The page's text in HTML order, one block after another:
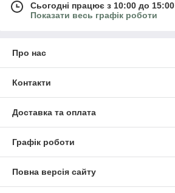
Сьогодні працює з 10:00 до 15:00
Показати весь графік роботи
Про нас
Контакти
Доставка та оплата
Графік роботи
Повна версія сайту